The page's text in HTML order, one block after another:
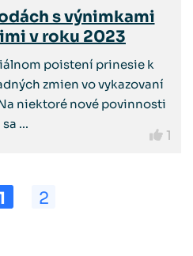
s výnimkami
v roku 2023
poistení prinesie k
zmien vo vykazovaní
niektoré nové povinnosti
sa ...
1
2